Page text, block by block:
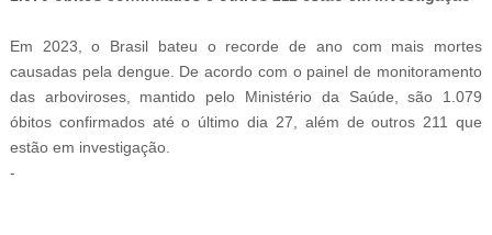
Em 2023, o Brasil bateu o recorde de ano com mais mortes
causadas pela dengue. De acordo com o painel de monitoramento
das arboviroses, mantido pelo Ministério da Saúde, são 1.079
óbitos confirmados até o último dia 27, além de outros 211 que
estão em investigação.
-